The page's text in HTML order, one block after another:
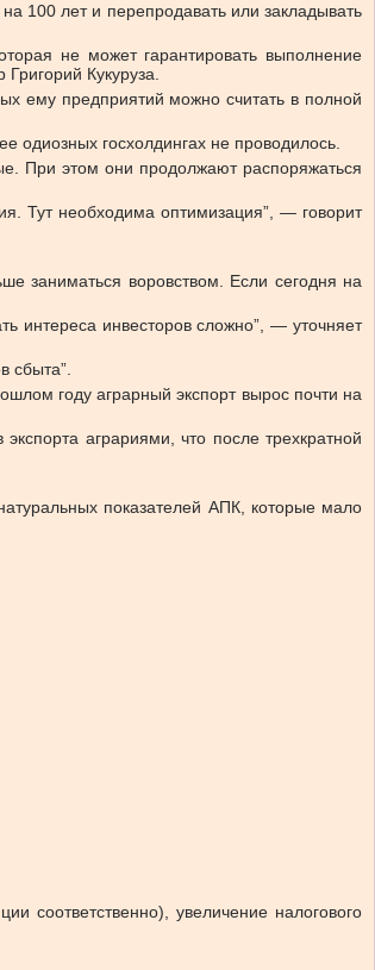
100 лет и перепродавать или закладывать
не может гарантировать выполнение
Кукуруза.
ему предприятий можно считать в полной
одиозных госхолдингах не проводилось.
При этом они продолжают распоряжаться
Тут необходима оптимизация”, — говорит
заниматься воровством. Если сегодня на
интереса инвесторов сложно”, — уточняет
сбыта”.
году аграрный экспорт вырос почти на
аграриями, что после трехкратной
показателей АПК, которые мало
соответственно), увеличение налогового